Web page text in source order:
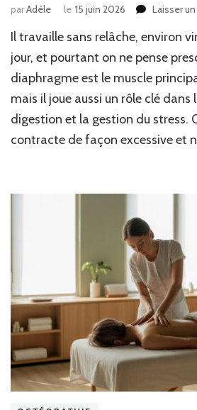
parAdèle le 15 juin 2026 Laisser
Il travaille sans relâche, environ
jour, et pourtant on ne pense
diaphragme est le muscle
mais il joue aussi un rôle clé dans
digestion et la gestion du stress.
contracte de façon excessive et